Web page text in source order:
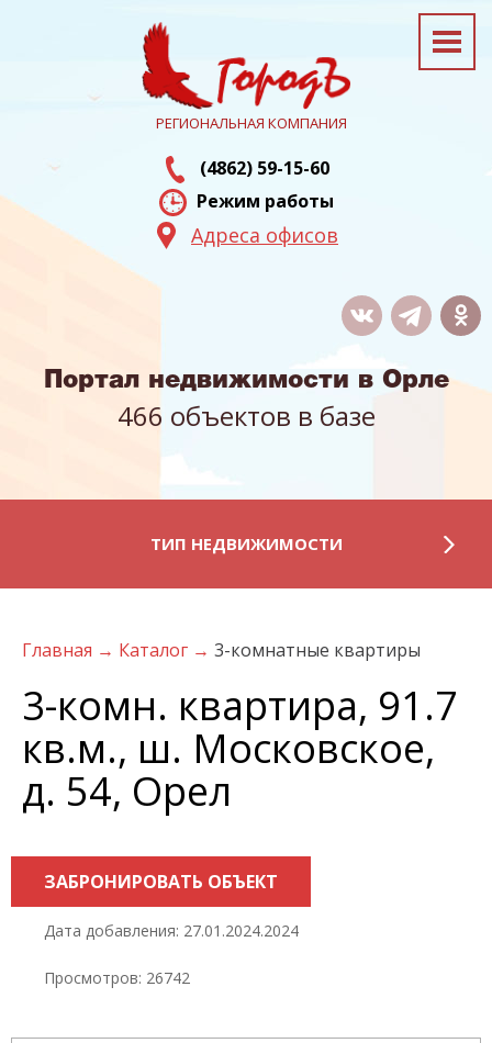
РЕГИОНАЛЬНАЯ КОМПАНИЯ
(4862) 59-15-60
Режим работы
Адреса офисов
Портал недвижимости в Орле
466 объектов в базе
ТИП НЕДВИЖИМОСТИ
Главная → Каталог → 3-комнатные квартиры
3-комн. квартира, 91.7
кв.м., ш. Московское,
д. 54, Орел
ЗАБРОНИРОВАТЬ ОБЪЕКТ
Дата добавления: 27.01.2024.2024
Просмотров: 26742